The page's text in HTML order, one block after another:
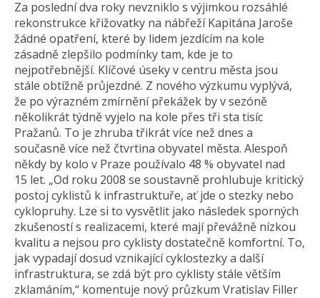
Za poslední dva roky nevzniklo s výjimkou rozsáhlé
rekonstrukce křižovatky na nábřeží Kapitána Jaroše
žádné opatření, které by lidem jezdícím na kole
zásadně zlepšilo podmínky tam, kde je to
nejpotřebnější. Klíčové úseky v centru města jsou
stále obtížně průjezdné. Z nového výzkumu vyplývá,
že po výrazném zmírnění překážek by v sezóně
několikrát týdně vyjelo na kole přes tři sta tisíc
Pražanů. To je zhruba třikrát více než dnes a
současně více než čtvrtina obyvatel města. Alespoň
někdy by kolo v Praze používalo 48 % obyvatel nad
15 let. „Od roku 2008 se soustavně prohlubuje kritický
postoj cyklistů k infrastruktuře, ať jde o stezky nebo
cyklopruhy. Lze si to vysvětlit jako následek sporných
zkušeností s realizacemi, které mají převážně nízkou
kvalitu a nejsou pro cyklisty dostatečně komfortní. To,
jak vypadají dosud vznikající cyklostezky a další
infrastruktura, se zdá být pro cyklisty stále větším
zklamáním,“ komentuje nový průzkum Vratislav Filler